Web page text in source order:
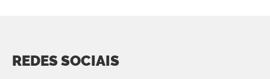
REDES SOCIAIS